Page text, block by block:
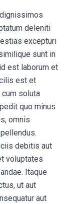
deleniti
excepturi
sunt in
est laborum et
est et
soluta
quo minus
omnis
debitis aut
voluptates
Itaque
ut aut
aut